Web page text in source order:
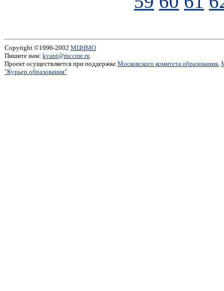
Copyright ©1996-2002 МЦНМО
Пишите нам: kvant@mccme.ru
Проект осуществляется при поддержке Московского комитета образования,
"Курьер образования"